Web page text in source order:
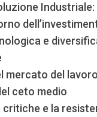
e
mercato del
ceto medio
e la